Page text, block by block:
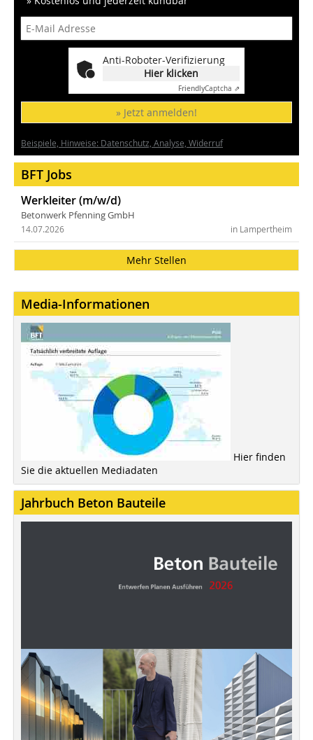
Anti-Roboter-Verifizierung
Hier klicken
FriendlyCaptcha ⇗
» Jetzt anmelden!
Beispiele, Hinweise: Datenschutz, Analyse, Widerruf
BFT Jobs
Werkleiter (m/w/d)
Betonwerk Pfenning GmbH
in Lampertheim
14.07.2026
Mehr Stellen
Media-Informationen
Hier finden
Sie die aktuellen Mediadaten
Jahrbuch Beton Bauteile